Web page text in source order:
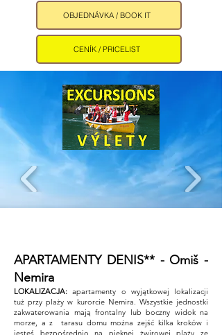
OBJEDNÁVKA / BOOK IT
CENÍK / PRICELIST
APARTAMENTY DENIS** - Omiš -
Nemira ​
LOKALIZACJA: apartamenty o wyjątkowej lokalizacji
tuż przy plaży w kurorcie Nemira. Wszystkie jednostki
zakwaterowania mają frontalny lub boczny widok na
morze, a z tarasu domu można zejść kilka kroków i
jesteś bezpośrednio na pięknej żwirowej plaży ze